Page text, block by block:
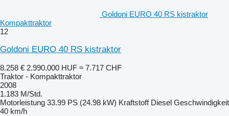
Goldoni EURO 40 RS kistraktor
Kompakttraktor
12
Goldoni EURO 40 RS kistraktor
8.258 € 2.990.000 HUF ≈ 7.717 CHF
Traktor - Kompakttraktor
2008
1.183 M/Std.
Motorleistung 33.99 PS (24.98 kW) Kraftstoff Diesel Geschwindigkeit
40 km/h